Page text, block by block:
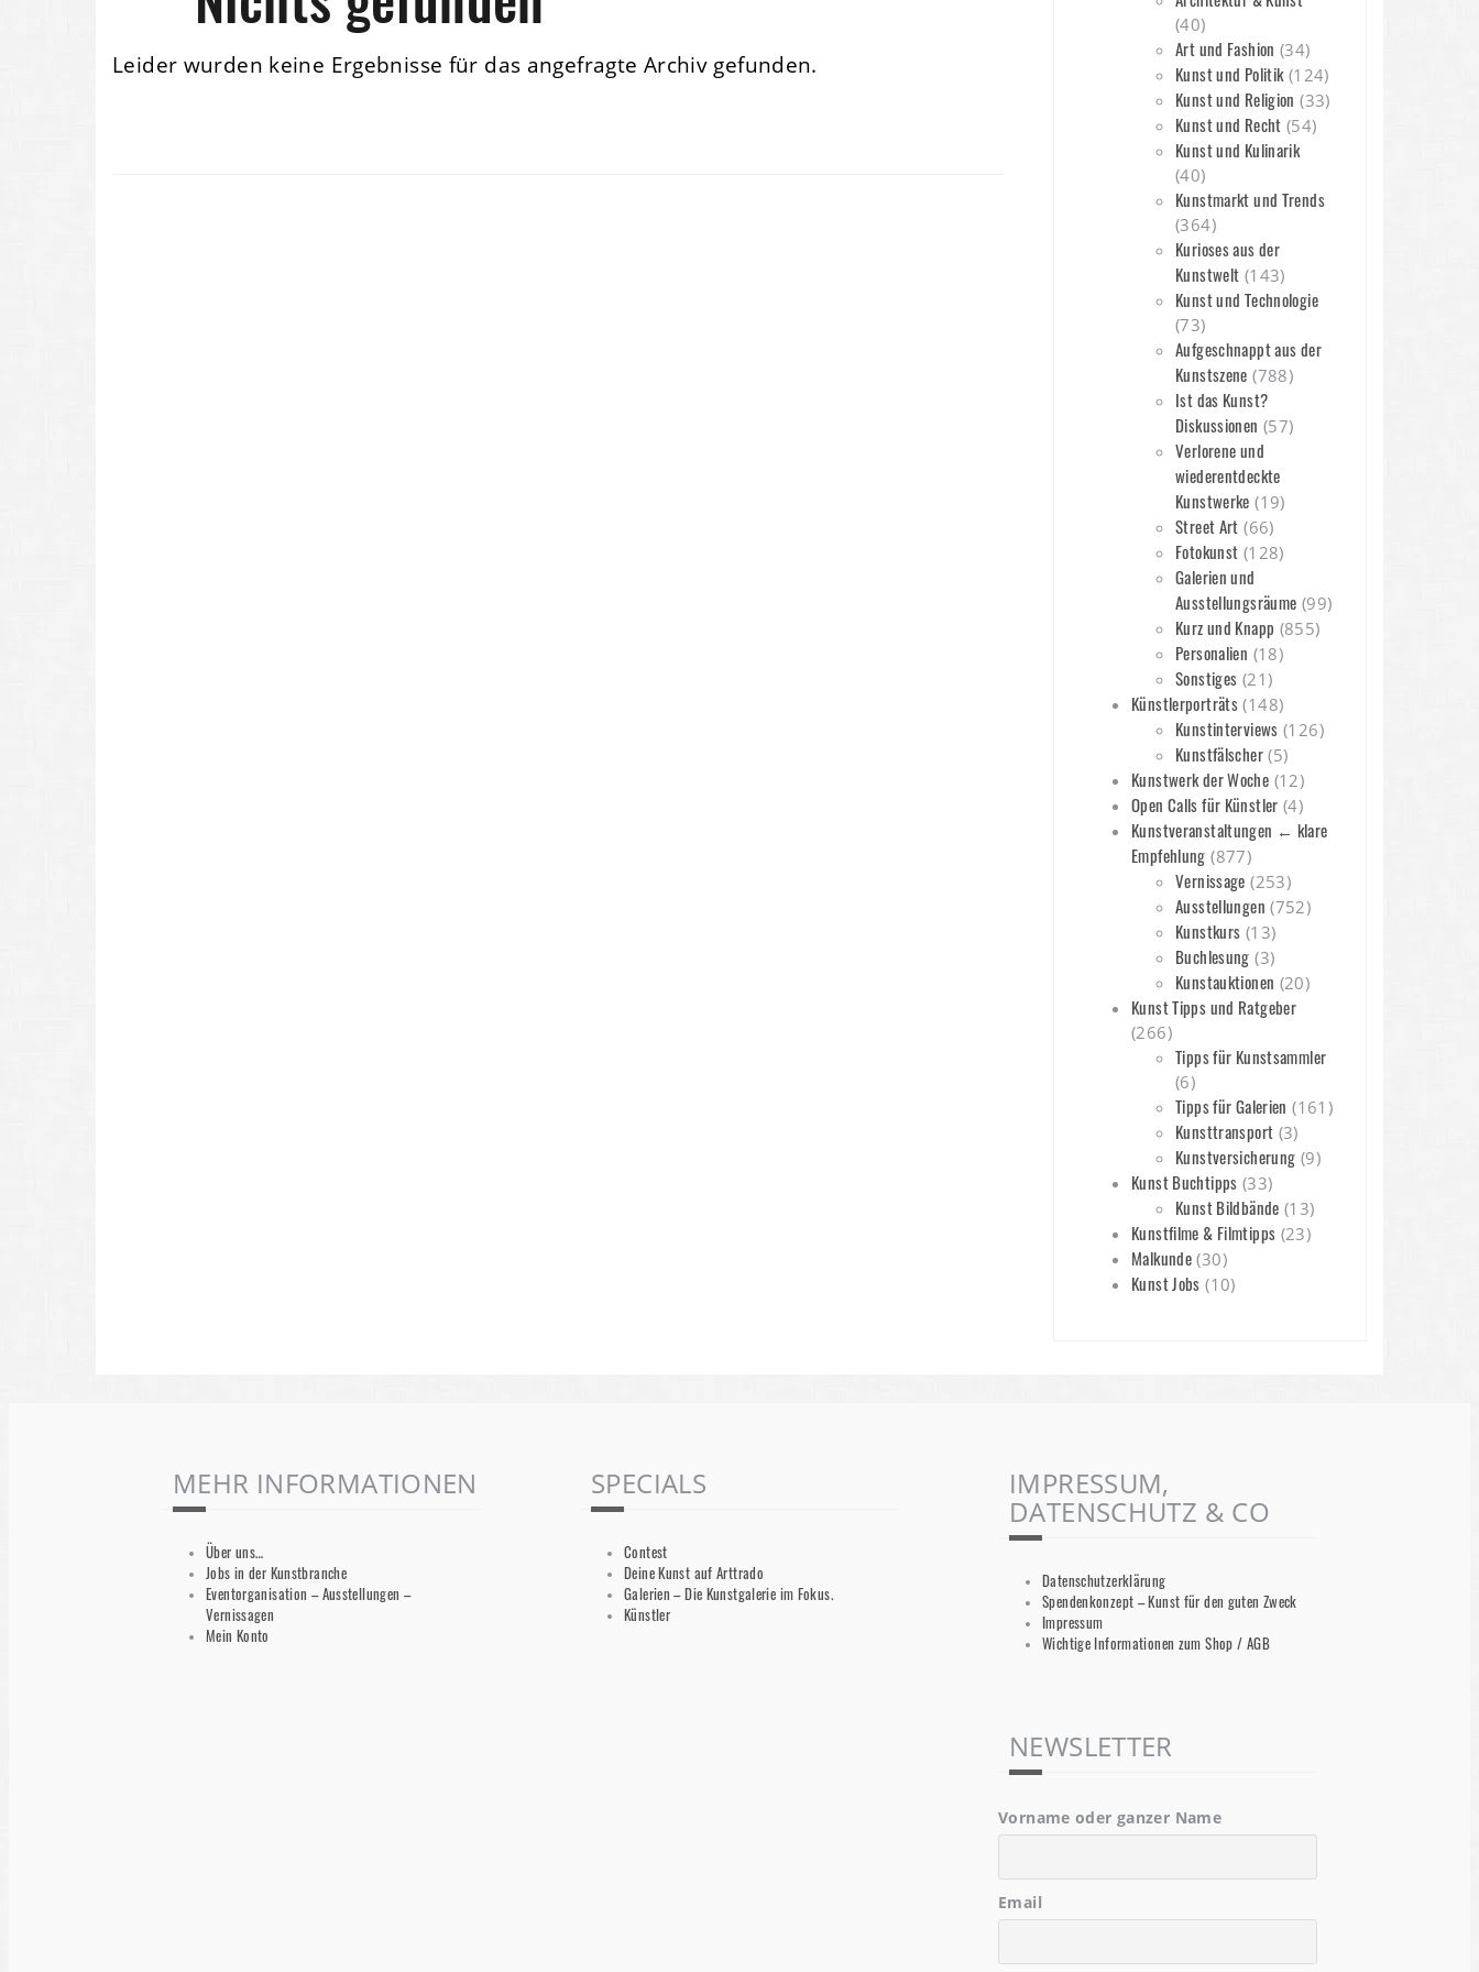
Leider wurden keine Ergebnisse für das angefragte Archiv gefunden.
(40)
Art und Fashion (34)
Kunst und Politik(124)
Kunst und Religion (33)
Kunst und Recht (54)
Kunst und Kulinarik
(40)
Kunstmarkt und Trends
(364)
Kurioses aus der
Kunstwelt (143)
Kunst und Technologie
(73)
Aufgeschnappt aus der
Kunstszene (788)
Ist das Kunst?
Diskussionen (57)
Verlorene und
wiederentdeckte
Kunstwerke (19)
Street Art (66)
Fotokunst (128)
Galerien und
Ausstellungsräume (99)
Kurz und Knapp (855)
Personalien (18)
Sonstiges (21)
Künstlerporträts (148)
Kunstinterviews (126)
Kunstfälscher(5)
Kunstwerk der Woche (12)
Open Calls für Künstler (4)
Kunstveranstaltungen ← klare
Empfehlung (877)
Vernissage (253)
Ausstellungen (752)
Kunstkurs (13)
Buchlesung (3)
Kunstauktionen (20)
Kunst Tipps und Ratgeber
(266)
Tipps für Kunstsammler
(6)
Tipps für Galerien (161)
Kunsttransport (3)
Kunstversicherung (9)
Kunst Buchtipps (33)
Kunst Bildbände (13)
Kunstfilme & Filmtipps (23)
Malkunde (30)
Kunst Jobs (10)
MEHR INFORMATIONEN
Über uns…
Jobs in der Kunstbranche
Eventorganisation – Ausstellungen –
Vernissagen
Mein Konto
SPECIALS
Contest
Deine Kunst auf Arttrado
Galerien – Die Kunstgalerie im Fokus.
Künstler
IMPRESSUM,
DATENSCHUTZ & CO
Datenschutzerklärung
Spendenkonzept – Kunst für den guten Zweck
Impressum
Wichtige Informationen zum Shop / AGB
NEWSLETTER
Vorname oder ganzer Name
Email